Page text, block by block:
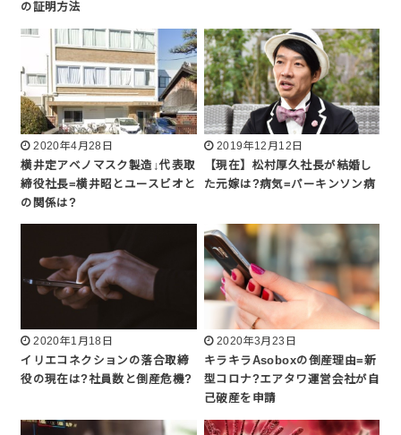
の証明方法
2020年4月28日
横井定アベノマスク製造↓代表取
締役社長=横井昭とユースビオと
の関係は?
2019年12月12日
【現在】松村厚久社長が結婚し
た元嫁は?病気=パーキンソン病
2020年1月18日
イリエコネクションの落合取締
役の現在は?社員数と倒産危機?
2020年3月23日
キラキラAsoboxの倒産理由=新
型コロナ?エアタワ運営会社が自
己破産を申請